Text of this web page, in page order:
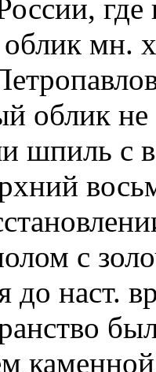
где
мн.
облик
шпиль с
с
до наст.